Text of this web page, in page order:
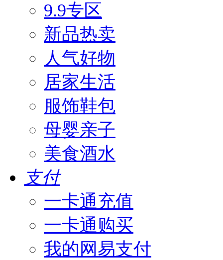
9.9专区
新品热卖
人气好物
居家生活
服饰鞋包
母婴亲子
美食酒水
支付
一卡通充值
一卡通购买
我的网易支付